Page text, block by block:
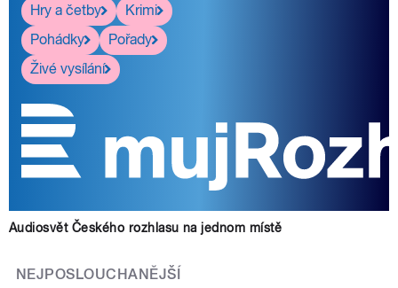
Hry a četby
Krimi
Pohádky
Pořady
Živé vysílání
Audiosvět Českého rozhlasu na jednom místě
NEJPOSLOUCHANĚJŠÍ